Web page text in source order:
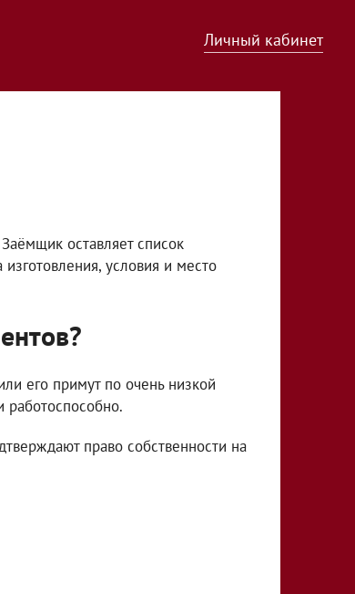
Личный кабинет
оставляет список
условия и место
его примут по очень низкой
работоспособно.
право собственности на